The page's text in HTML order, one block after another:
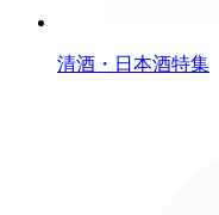
清酒・日本酒特集